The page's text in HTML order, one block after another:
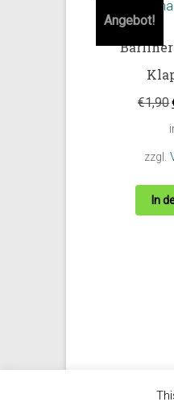
Angebot!
€1,90
zzgl.
In
Copyright © 2026